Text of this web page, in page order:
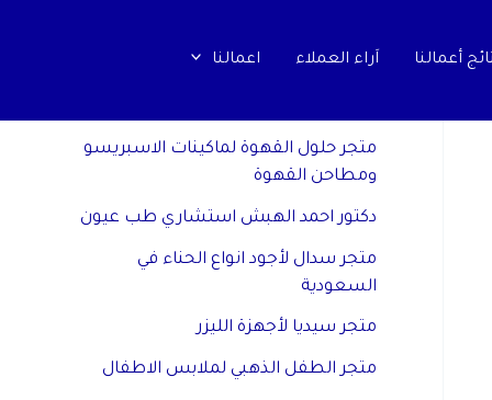
أعمالنا اَراء العملاء اعمالنا
متجر حلول القهوة لماكينات الاسبريسو
ومطاحن القهوة
دكتور احمد الهبش استشاري طب عيون
متجر سدال لأجود انواع الحناء في
السعودية
متجر سيديا لأجهزة الليزر
متجر الطفل الذهبي لملابس الاطفال